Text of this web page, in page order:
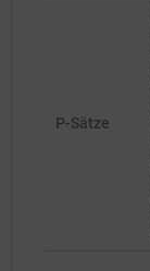
P-Sätze